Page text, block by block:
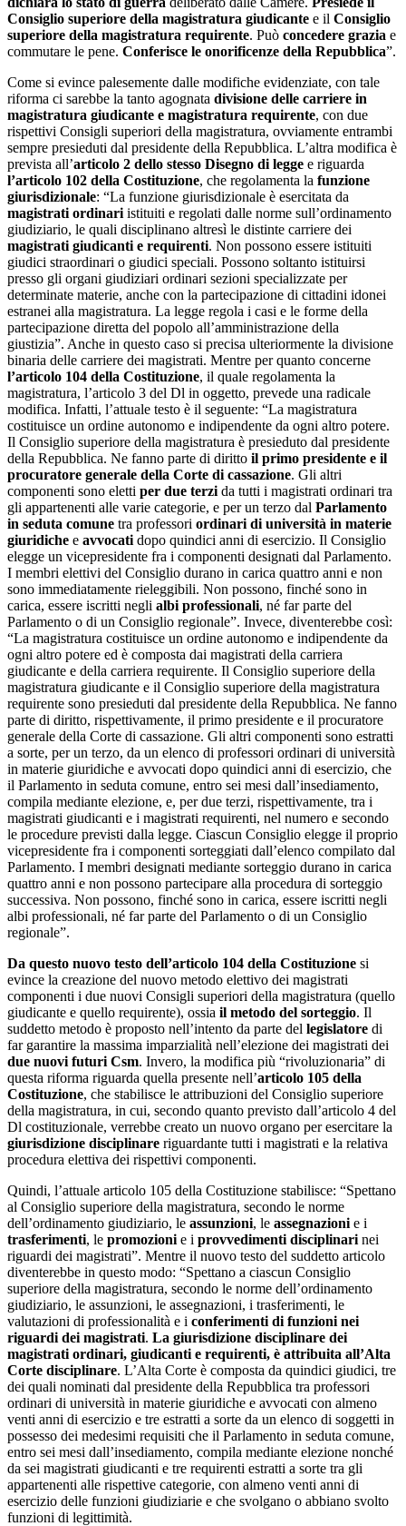
Consiglio superiore della magistratura giudicante e il Consiglio
superiore della magistratura requirente. Può concedere grazia e
commutare le pene. Conferisce le onorificenze della Repubblica”.
Come si evince palesemente dalle modifiche evidenziate, con tale
riforma ci sarebbe la tanto agognata divisione delle carriere in
magistratura giudicante e magistratura requirente, con due
rispettivi Consigli superiori della magistratura, ovviamente entrambi
sempre presieduti dal presidente della Repubblica. L’altra modifica è
prevista all’articolo 2 dello stesso Disegno di legge e riguarda
l’articolo 102 della Costituzione, che regolamenta la funzione
giurisdizionale: “La funzione giurisdizionale è esercitata da
magistrati ordinari istituiti e regolati dalle norme sull’ordinamento
giudiziario, le quali disciplinano altresì le distinte carriere dei
magistrati giudicanti e requirenti. Non possono essere istituiti
giudici straordinari o giudici speciali. Possono soltanto istituirsi
presso gli organi giudiziari ordinari sezioni specializzate per
determinate materie, anche con la partecipazione di cittadini idonei
estranei alla magistratura. La legge regola i casi e le forme della
partecipazione diretta del popolo all’amministrazione della
giustizia”. Anche in questo caso si precisa ulteriormente la divisione
binaria delle carriere dei magistrati. Mentre per quanto concerne
l’articolo 104 della Costituzione, il quale regolamenta la
magistratura, l’articolo 3 del Dl in oggetto, prevede una radicale
modifica. Infatti, l’attuale testo è il seguente: “La magistratura
costituisce un ordine autonomo e indipendente da ogni altro potere.
Il Consiglio superiore della magistratura è presieduto dal presidente
della Repubblica. Ne fanno parte di diritto il primo presidente e il
procuratore generale della Corte di cassazione. Gli altri
componenti sono eletti per due terzi da tutti i magistrati ordinari tra
gli appartenenti alle varie categorie, e per un terzo dal Parlamento
in seduta comune tra professori ordinari di università in materie
giuridiche e avvocati dopo quindici anni di esercizio. Il Consiglio
elegge un vicepresidente fra i componenti designati dal Parlamento.
I membri elettivi del Consiglio durano in carica quattro anni e non
sono immediatamente rieleggibili. Non possono, finché sono in
carica, essere iscritti negli albi professionali, né far parte del
Parlamento o di un Consiglio regionale”. Invece, diventerebbe così:
“La magistratura costituisce un ordine autonomo e indipendente da
ogni altro potere ed è composta dai magistrati della carriera
giudicante e della carriera requirente. Il Consiglio superiore della
magistratura giudicante e il Consiglio superiore della magistratura
requirente sono presieduti dal presidente della Repubblica. Ne fanno
parte di diritto, rispettivamente, il primo presidente e il procuratore
generale della Corte di cassazione. Gli altri componenti sono estratti
a sorte, per un terzo, da un elenco di professori ordinari di università
in materie giuridiche e avvocati dopo quindici anni di esercizio, che
il Parlamento in seduta comune, entro sei mesi dall’insediamento,
compila mediante elezione, e, per due terzi, rispettivamente, tra i
magistrati giudicanti e i magistrati requirenti, nel numero e secondo
le procedure previsti dalla legge. Ciascun Consiglio elegge il proprio
vicepresidente fra i componenti sorteggiati dall’elenco compilato dal
Parlamento. I membri designati mediante sorteggio durano in carica
quattro anni e non possono partecipare alla procedura di sorteggio
successiva. Non possono, finché sono in carica, essere iscritti negli
albi professionali, né far parte del Parlamento o di un Consiglio
regionale”.
Da questo nuovo testo dell’articolo 104 della Costituzione si
evince la creazione del nuovo metodo elettivo dei magistrati
componenti i due nuovi Consigli superiori della magistratura (quello
giudicante e quello requirente), ossia il metodo del sorteggio. Il
suddetto metodo è proposto nell’intento da parte del legislatore di
far garantire la massima imparzialità nell’elezione dei magistrati dei
due nuovi futuri Csm. Invero, la modifica più “rivoluzionaria” di
questa riforma riguarda quella presente nell’articolo 105 della
Costituzione, che stabilisce le attribuzioni del Consiglio superiore
della magistratura, in cui, secondo quanto previsto dall’articolo 4 del
Dl costituzionale, verrebbe creato un nuovo organo per esercitare la
giurisdizione disciplinare riguardante tutti i magistrati e la relativa
procedura elettiva dei rispettivi componenti.
Quindi, l’attuale articolo 105 della Costituzione stabilisce: “Spettano
al Consiglio superiore della magistratura, secondo le norme
dell’ordinamento giudiziario, le assunzioni, le assegnazioni e i
trasferimenti, le promozioni e i provvedimenti disciplinari nei
riguardi dei magistrati”. Mentre il nuovo testo del suddetto articolo
diventerebbe in questo modo: “Spettano a ciascun Consiglio
superiore della magistratura, secondo le norme dell’ordinamento
giudiziario, le assunzioni, le assegnazioni, i trasferimenti, le
valutazioni di professionalità e i conferimenti di funzioni nei
riguardi dei magistrati. La giurisdizione disciplinare dei
magistrati ordinari, giudicanti e requirenti, è attribuita all’Alta
Corte disciplinare. L’Alta Corte è composta da quindici giudici, tre
dei quali nominati dal presidente della Repubblica tra professori
ordinari di università in materie giuridiche e avvocati con almeno
venti anni di esercizio e tre estratti a sorte da un elenco di soggetti in
possesso dei medesimi requisiti che il Parlamento in seduta comune,
entro sei mesi dall’insediamento, compila mediante elezione nonché
da sei magistrati giudicanti e tre requirenti estratti a sorte tra gli
appartenenti alle rispettive categorie, con almeno venti anni di
esercizio delle funzioni giudiziarie e che svolgano o abbiano svolto
funzioni di legittimità.